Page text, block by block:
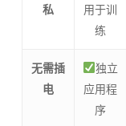
私
用于训
练
无需插
电
独立
应用程
序